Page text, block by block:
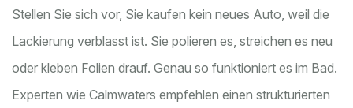
Stellen Sie sich vor, Sie kaufen kein neues Auto, weil die
Lackierung verblasst ist. Sie polieren es, streichen es neu
oder kleben Folien drauf. Genau so funktioniert es im Bad.
Experten wie Calmwaters empfehlen einen strukturierten